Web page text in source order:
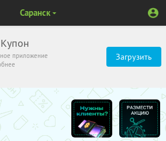
приложение
Загрузить
Саранск